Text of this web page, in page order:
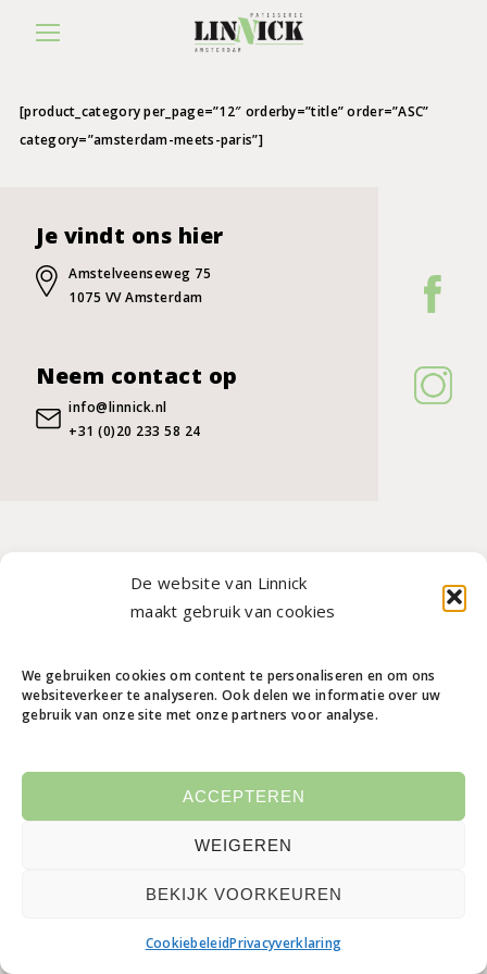
De website van Linnick
maakt gebruik van cookies
We gebruiken cookies om content te personaliseren en om ons
websiteverkeer te analyseren. Ook delen we informatie over uw
gebruik van onze site met onze partners voor analyse.
ACCEPTEREN
WEIGEREN
BEKIJK VOORKEUREN
CookiebeleidPrivacyverklaring
[product_category per_page=”12″ orderby=”title” order=”ASC”
category=”amsterdam-meets-paris”]
Je vindt ons hier
Amstelveenseweg 75
1075 VV Amsterdam
Neem contact op
info@linnick.nl
+31 (0)20 233 58 24